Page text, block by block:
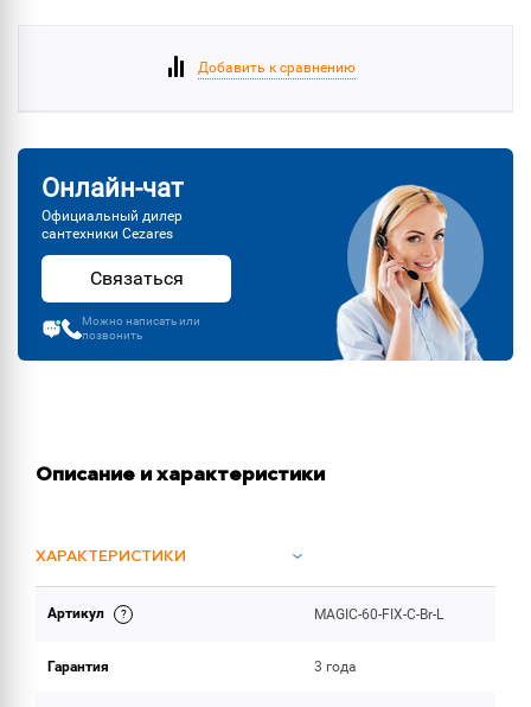
Добавить к сравнению
Онлайн-чат
Официальный дилер
сантехники Cezares
Связаться
Можно написать или
позвонить
Описание и характеристики
ХАРАКТЕРИСТИКИ
ОБЪЕМ ПОСТАВКИ
Артикул MAGIC-60-FIX-C-Br-L
Гарантия 3 года